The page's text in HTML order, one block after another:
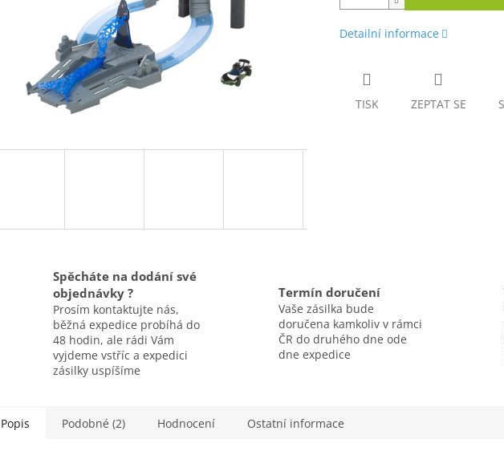
Detailní informace
TISK ZEPTAT SE
Spěcháte na dodání své
objednávky ?
Prosím kontaktujte nás,
běžná expedice probíhá do
48 hodin, ale rádi Vám
vyjdeme vstříc a expedici
zásilky uspíšíme
Termín doručení
Vaše zásilka bude
doručena kamkoliv v rámci
ČR do druhého dne ode
dne expedice
Popis Podobné (2) Hodnocení Ostatní informace